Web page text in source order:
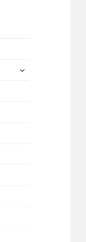
rozwiń